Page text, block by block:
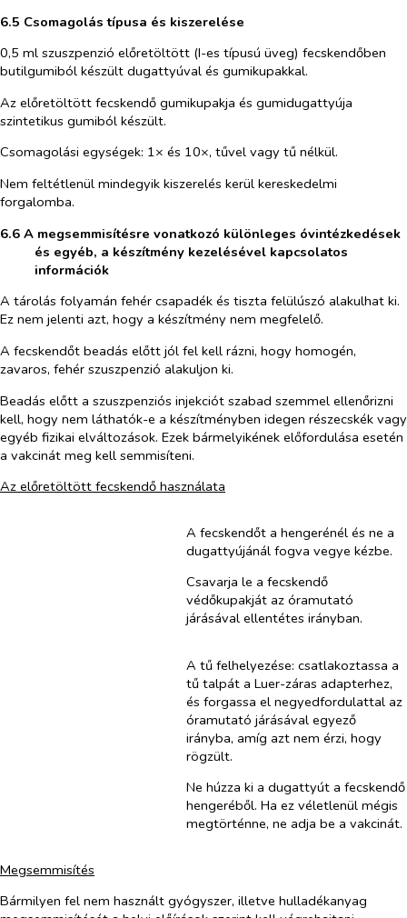
6.5 Csomagolás típusa és kiszerelése
0,5 ml szuszpenzió előretöltött (I-es típusú üveg) fecskendőben
butilgumiból készült dugattyúval és gumikupakkal.
Az előretöltött fecskendő gumikupakja és gumidugattyúja
szintetikus gumiból készült.
Csomagolási egységek: 1× és 10×, tűvel vagy tű nélkül.
Nem feltétlenül mindegyik kiszerelés kerül kereskedelmi
forgalomba.
6.6 A megsemmisítésre vonatkozó különleges óvintézkedések
és egyéb, a készítmény kezelésével kapcsolatos
információk
A tárolás folyamán fehér csapadék és tiszta felülúszó alakulhat ki.
Ez nem jelenti azt, hogy a készítmény nem megfelelő.
A fecskendőt beadás előtt jól fel kell rázni, hogy homogén,
zavaros, fehér szuszpenzió alakuljon ki.
Beadás előtt a szuszpenziós injekciót szabad szemmel ellenőrizni
kell, hogy nem láthatók-e a készítményben idegen részecskék vagy
egyéb fizikai elváltozások. Ezek bármelyikének előfordulása esetén
a vakcinát meg kell semmisíteni.
Az előretöltött fecskendő használata
A fecskendőt a hengerénél és ne a
dugattyújánál fogva vegye kézbe.
Csavarja le a fecskendő
védőkupakját az óramutató
járásával ellentétes irányban.
A tű felhelyezése: csatlakoztassa a
tű talpát a Luer-záras adapterhez,
és forgassa el negyedfordulattal az
óramutató járásával egyező
irányba, amíg azt nem érzi, hogy
rögzült.
Ne húzza ki a dugattyút a fecskendő
hengeréből. Ha ez véletlenül mégis
megtörténne, ne adja be a vakcinát.
Megsemmisítés
Bármilyen fel nem használt gyógyszer, illetve hulladékanyag